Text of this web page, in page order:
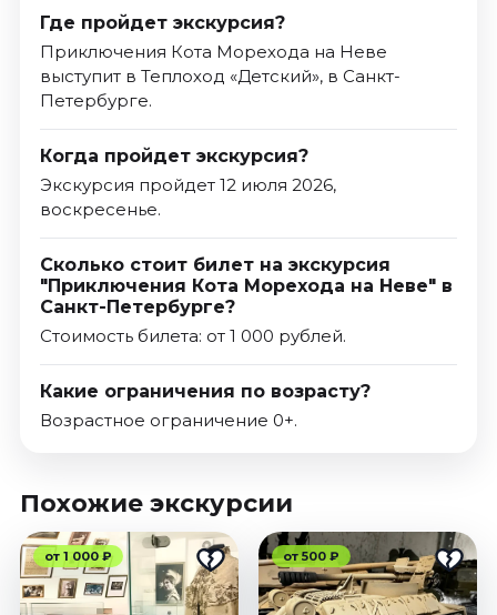
Где пройдет экскурсия?
Приключения Кота Морехода на Неве
выступит в Теплоход «Детский», в Санкт-
Петербурге.
Когда пройдет экскурсия?
Экскурсия пройдет 12 июля 2026,
воскресенье.
Сколько стоит билет на экскурсия
"Приключения Кота Морехода на Неве" в
Санкт-Петербурге?
Стоимость билета: от 1 000 рублей.
Какие ограничения по возрасту?
Возрастное ограничение 0+.
Похожие экскурсии
от 1 000 ₽ от 500 ₽